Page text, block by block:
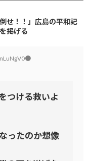
せ！！」広島の平和記
掲げる
つける救いよ
ったのか想像